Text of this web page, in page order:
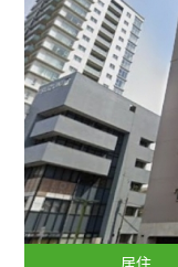
居住